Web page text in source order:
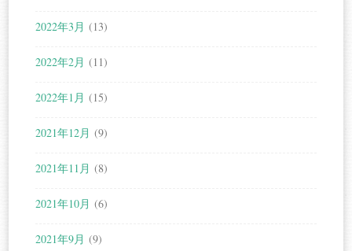
2022年3月 (13)
2022年2月 (11)
2022年1月 (15)
2021年12月 (9)
2021年11月 (8)
2021年10月 (6)
2021年9月 (9)